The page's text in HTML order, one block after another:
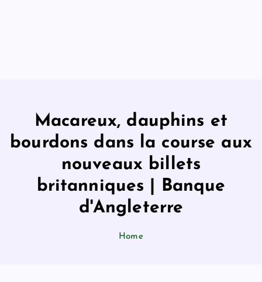
Macareux, dauphins et
bourdons dans la course aux
nouveaux billets
britanniques | Banque
d'Angleterre
Home